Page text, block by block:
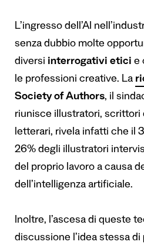
L’ingresso dell’AI
senza dubbio molte
diversi interrogativi etici e
le professioni creative. La
Society of Authors, il
riunisce illustratori, scrittori
letterari, rivela infatti che il
26% degli illustratori
del proprio lavoro a causa
dell’intelligenza artificiale.
Inoltre, l’ascesa di queste
discussione l’idea stessa di